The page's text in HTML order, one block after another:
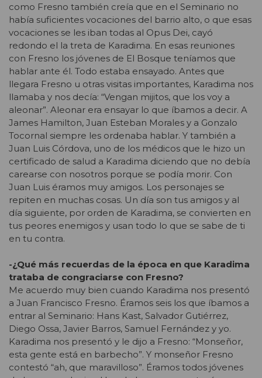
como Fresno también creía que en el Seminario no
había suficientes vocaciones del barrio alto, o que esas
vocaciones se les iban todas al Opus Dei, cayó
redondo el la treta de Karadima. En esas reuniones
con Fresno los jóvenes de El Bosque teníamos que
hablar ante él. Todo estaba ensayado. Antes que
llegara Fresno u otras visitas importantes, Karadima nos
llamaba y nos decía: “Vengan mijitos, que los voy a
aleonar”. Aleonar era ensayar lo que íbamos a decir. A
James Hamilton, Juan Esteban Morales y a Gonzalo
Tocornal siempre les ordenaba hablar. Y también a
Juan Luis Córdova, uno de los médicos que le hizo un
certificado de salud a Karadima diciendo que no debía
carearse con nosotros porque se podía morir. Con
Juan Luis éramos muy amigos. Los personajes se
repiten en muchas cosas. Un día son tus amigos y al
día siguiente, por orden de Karadima, se convierten en
tus peores enemigos y usan todo lo que se sabe de ti
en tu contra.
-¿Qué más recuerdas de la época en que Karadima
trataba de congraciarse con Fresno?
Me acuerdo muy bien cuando Karadima nos presentó
a Juan Francisco Fresno. Éramos seis los que íbamos a
entrar al Seminario: Hans Kast, Salvador Gutiérrez,
Diego Ossa, Javier Barros, Samuel Fernández y yo.
Karadima nos presentó y le dijo a Fresno: “Monseñor,
esta gente está en barbecho”. Y monseñor Fresno
contestó “ah, que maravilloso”. Éramos todos jóvenes